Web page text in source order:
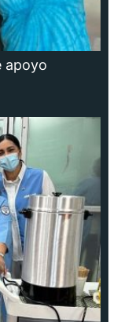
apoyo